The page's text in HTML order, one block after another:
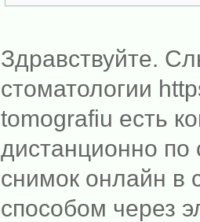
Здравствуйте.
стоматологии
tomografiu есть
дистанционно
снимок онлайн в
способом через